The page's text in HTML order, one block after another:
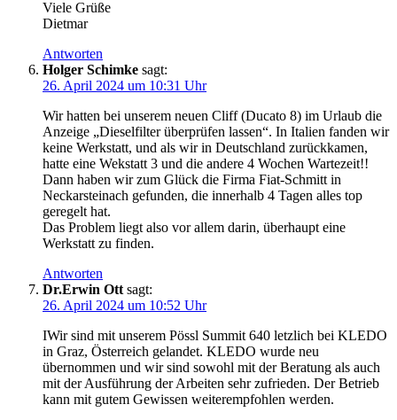
Viele Grüße
Dietmar
Antworten
Holger Schimke sagt:
26. April 2024 um 10:31 Uhr
Wir hatten bei unserem neuen Cliff (Ducato 8) im Urlaub die
Anzeige „Dieselfilter überprüfen lassen“. In Italien fanden wir
keine Werkstatt, und als wir in Deutschland zurückkamen,
hatte eine Wekstatt 3 und die andere 4 Wochen Wartezeit!!
Dann haben wir zum Glück die Firma Fiat-Schmitt in
Neckarsteinach gefunden, die innerhalb 4 Tagen alles top
geregelt hat.
Das Problem liegt also vor allem darin, überhaupt eine
Werkstatt zu finden.
Antworten
Dr.Erwin Ott sagt:
26. April 2024 um 10:52 Uhr
IWir sind mit unserem Pössl Summit 640 letzlich bei KLEDO
in Graz, Österreich gelandet. KLEDO wurde neu
übernommen und wir sind sowohl mit der Beratung als auch
mit der Ausführung der Arbeiten sehr zufrieden. Der Betrieb
kann mit gutem Gewissen weiterempfohlen werden.